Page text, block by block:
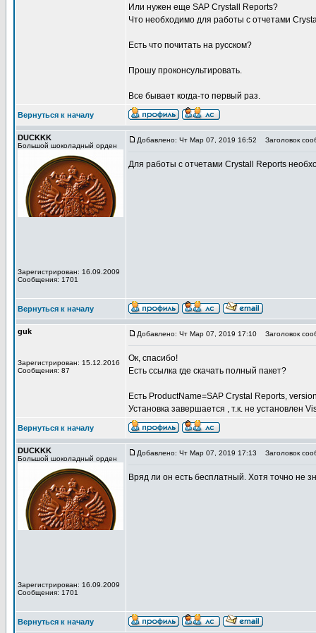
Или нужен еще SAP Crystall Reports?
Что необходимо для работы с отчетами
Есть что почитать на русском?
Прошу проконсультировать.
Все бывает когда-то первый раз.
Вернуться к началу
DUCKKK
Большой шоколадный орден
Зарегистрирован: 16.09.2009
Сообщения: 1701
Добавлено: Чт Мар 07, 2019 16:52 Заголовок
Для работы с отчетами Crystall Reports
Вернуться к началу
guk
Зарегистрирован: 15.12.2016
Сообщения: 87
Добавлено: Чт Мар 07, 2019 17:10 Заголовок
Ок, спасибо!
Есть ссылка где скачать полный пакет?
Есть ProductName=SAP Crystal Reports,
Установка завершается , т.к. не установлен
Вернуться к началу
DUCKKK
Большой шоколадный орден
Зарегистрирован: 16.09.2009
Сообщения: 1701
Добавлено: Чт Мар 07, 2019 17:13 Заголовок
Вряд ли он есть бесплатный. Хотя точно не
Вернуться к началу